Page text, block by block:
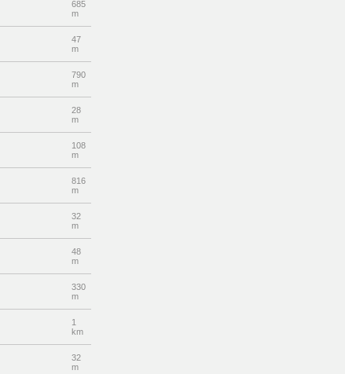
685
m
47
m
790
m
28
m
108
m
816
m
32
m
48
m
330
m
1
km
32
m